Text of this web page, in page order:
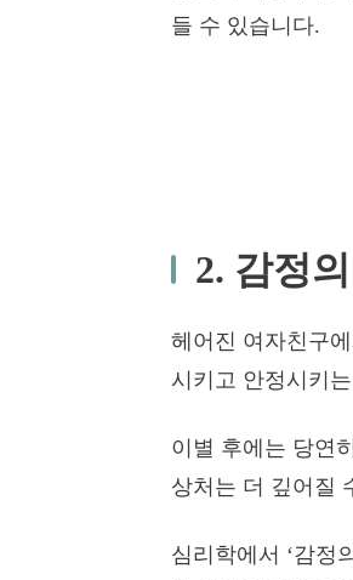
들 수 있습니다.
2. 감정
헤어진 여자친구
시키고 안정시키
이별 후에는 당연
상처는 더 깊어질
심리학에서 ‘감정